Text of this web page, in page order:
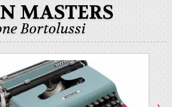
MASTERS
Bortolussi